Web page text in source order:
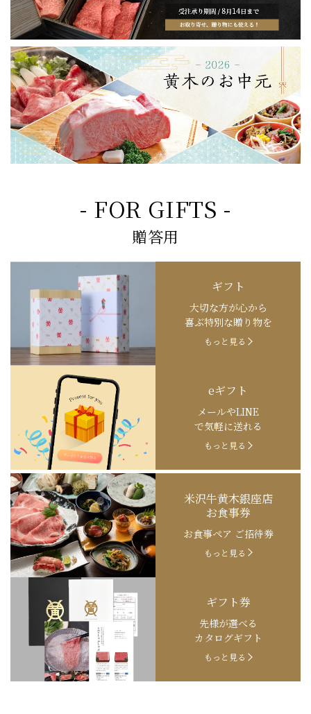
- FOR GIFTS -
贈答用
ギフト
大切な方が心から
喜ぶ特別な贈り物を
もっと見る
eギフト
メールやLINE
で気軽に送れる
もっと見る
米沢牛黄木銀座店
お食事券
お食事ペア ご招待券
もっと見る
ギフト券
先様が選べる
カタログギフト
もっと見る